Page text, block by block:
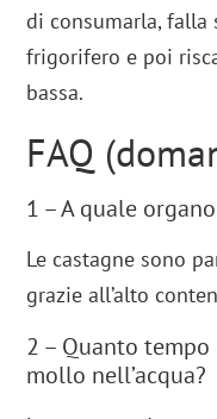
di consumarla, falla
frigorifero e poi
bassa.
FAQ
1 – A quale
Le castagne sono
grazie all’alto
2 – Quanto
mollo nell’acqua?